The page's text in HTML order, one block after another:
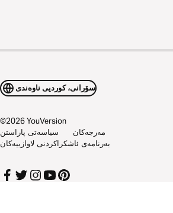
سۆرانی، کوردیی ناوەندی
©2026YouVersion
سیاسەتی پاراستن
مەرجەکان
بەرنامەی ئاشکراکردنی لاوازییەکان